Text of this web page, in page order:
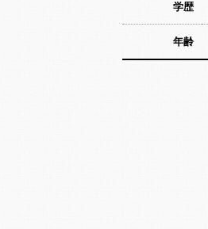
学歴
年齢